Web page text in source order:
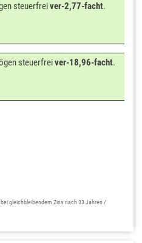
steuerfreiver-2,77-facht.
steuerfreiver-18,96-facht.
gleichbleibendem Zins nach 33 Jahren /